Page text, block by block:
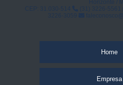
Home
Empresa